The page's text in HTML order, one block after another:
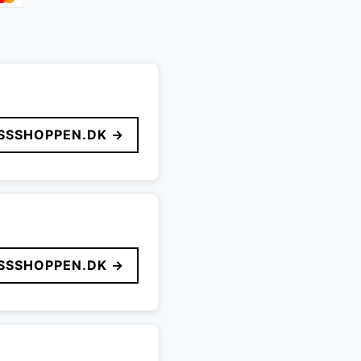
→
→